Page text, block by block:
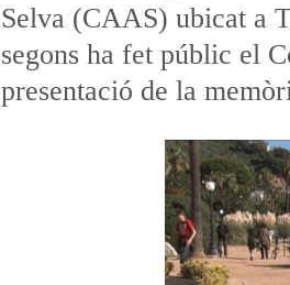
Selva (CAAS) ubicat a
segons ha fet públic el
presentació de la